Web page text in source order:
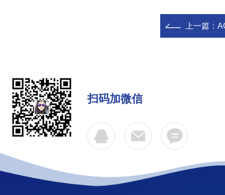
上一篇：
扫码加微信